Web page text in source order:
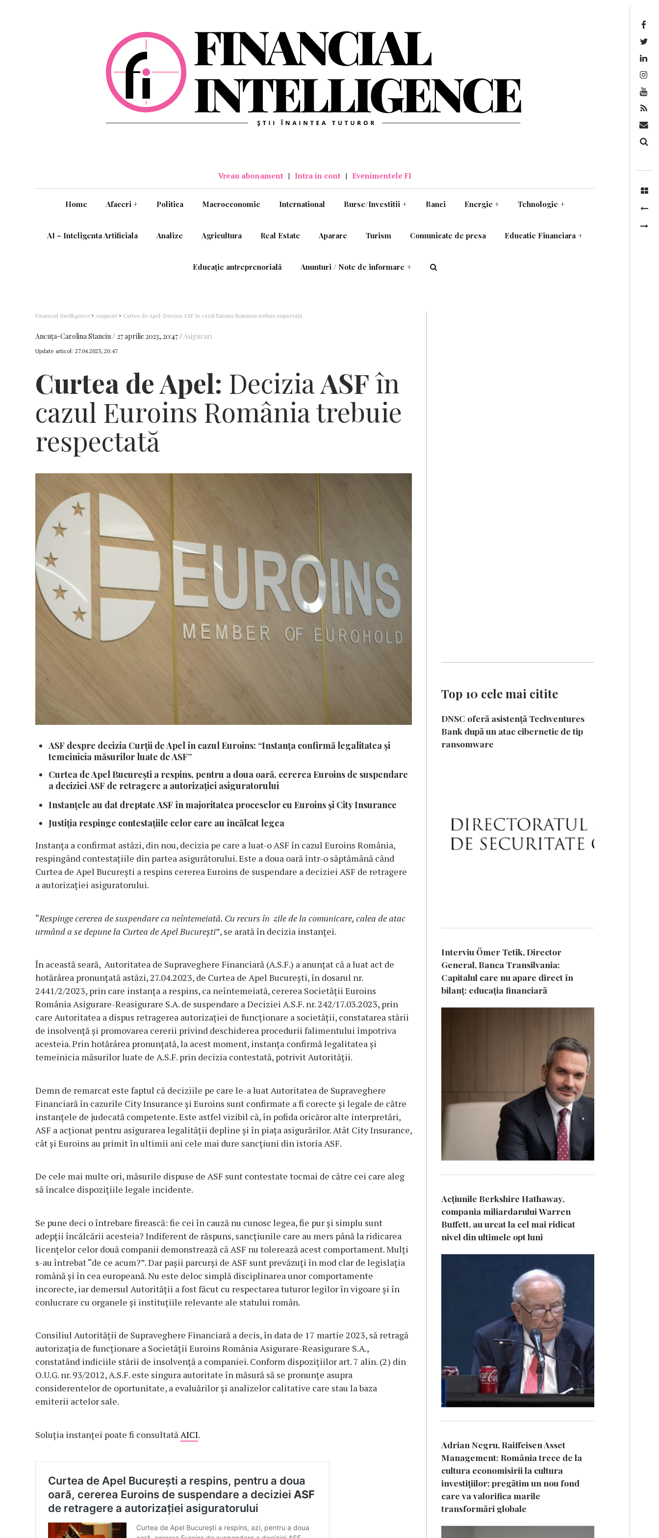
Vreau abonament | Intra in cont | Evenimentele FI
Home Afaceri + Politica Macroeconomie International Burse/Investitii + Banci Energie + Tehnologie +
AI – Inteligenta Artificiala Analize Agricultura Real Estate Aparare Turism Comunicate de presa Educatie Financiara +
Educație antreprenorială Anunturi / Note de informare +
Financial Intelligence > Asigurari > Curtea de Apel: Decizia ASF în cazul Euroins România trebuie respectată
Ancuţa-Carolina Stanciu 27 aprilie 2023, 20:47 Asigurari
Update articol: 27.04.2023, 20:47
Curtea de Apel: DeciziaASFîn
cazul Euroins România trebuie
respectată
ASF despre decizia Curţii de Apel în cazul Euroins: “Instanța confirmă legalitatea și
temeinicia măsurilor luate de ASF”
Curtea de Apel București a respins, pentru a doua oară, cererea Euroins de suspendare
a decizieiASF de retragere a autorizației asiguratorului
Instanţele au dat dreptate ASF în majoritatea proceselor cu Euroins şi City Insurance
Justiţia respinge contestaţiile celor care au încălcat legea
Instanţa a confirmat astăzi, din nou, decizia pe care a luat-o ASF în cazul Euroins România,
respingând contestaţiile din partea asigurătorului. Este a doua oară într-o săptămână când
Curtea de Apel București a respins cererea Euroins de suspendare a deciziei ASF de retragere
a autorizației asiguratorului.
“Respinge cererea de suspendare ca neîntemeiată. Cu recurs în zile de la comunicare, calea de atac
urmând a se depune la Curtea de Apel Bucureşti”, se arată în decizia instanţei.
În această seară, Autoritatea de Supraveghere Financiară (A.S.F.) a anunţat că a luat act de
hotărârea pronunțată astăzi, 27.04.2023, de Curtea de Apel București, în dosarul nr.
2441/2/2023, prin care instanța a respins, ca neîntemeiată, cererea Societății Euroins
România Asigurare-Reasigurare S.A. de suspendare a Deciziei A.S.F. nr. 242/17.03.2023, prin
care Autoritatea a dispus retragerea autorizației de funcționare a societății, constatarea stării
de insolvență și promovarea cererii privind deschiderea procedurii falimentului împotriva
acesteia. Prin hotărârea pronunțată, la acest moment, instanța confirmă legalitatea și
temeinicia măsurilor luate de A.S.F. prin decizia contestată, potrivit Autorităţii.
Demn de remarcat este faptul că deciziile pe care le-a luat Autoritatea de Supraveghere
Financiară în cazurile City Insurance și Euroins sunt confirmate a fi corecte și legale de către
instanțele de judecată competente. Este astfel vizibil că, în pofida oricăror alte interpretări,
ASF a acționat pentru asigurarea legalității depline și în piața asigurărilor.Atât City Insurance,
cât şi Euroins au primit în ultimii ani cele mai dure sancțiuni din istoria ASF.
De cele mai multe ori, măsurile dispuse de ASF sunt contestate tocmai de către cei care aleg
să încalce dispozițiile legale incidente.
Se pune deci o întrebare firească: fie cei în cauză nu cunosc legea, fie pur și simplu sunt
adepții încălcării acesteia? Indiferent de răspuns, sancțiunile care au mers până la ridicarea
licențelor celor două companii demonstrează că ASF nu tolerează acest comportament. Mulți
s-au întrebat “de ce acum?”. Dar pașii parcurși de ASF sunt prevăzuți în mod clar de legislația
română și în cea europeană. Nu este deloc simplă disciplinarea unor comportamente
incorecte, iar demersul Autorității a fost făcut cu respectarea tuturor legilor în vigoare și în
conlucrare cu organele și instituțiile relevante ale statului român.
Consiliul Autorității de Supraveghere Financiară a decis, în data de 17 martie 2023, să retragă
autorizația de funcționare a Societății Euroins România Asigurare-Reasigurare S.A.,
constatând indiciile stării de insolvență a companiei. Conform dispozițiilor art. 7 alin. (2) din
O.U.G. nr. 93/2012, A.S.F. este singura autoritate în măsură să se pronunţe asupra
considerentelor de oportunitate, a evaluărilor şi analizelor calitative care stau la baza
emiterii actelor sale.
Soluția instanței poate fi consultatăAICI.
Top 10 cele mai citite
DNSC oferă asistență Techventures
Bank după un atac cibernetic de tip
ransomware
Interviu Ömer Tetik, Director
General, Banca Transilvania:
Capitalul care nu apare direct în
bilanț: educația financiară
Acțiunile Berkshire Hathaway,
compania miliardarului Warren
Buffett, au urcat la cel mai ridicat
nivel din ultimele opt luni
Adrian Negru, Raiffeisen Asset
Management: România trece de la
cultura economisirii la cultura
investițiilor; pregătim un nou fond
care va valorifica marile
transformări globale